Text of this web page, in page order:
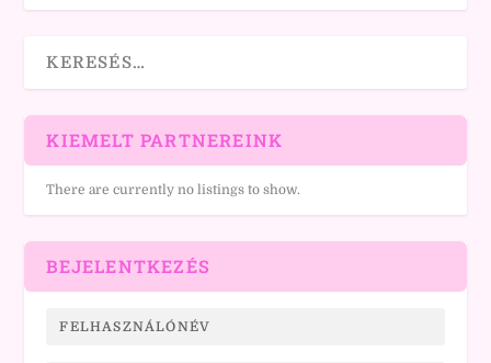
KIEMELT PARTNEREINK
There are currently no listings to show.
BEJELENTKEZÉS